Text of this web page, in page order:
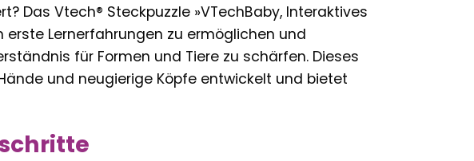
Das Vtech® Steckpuzzle »VTechBaby, Interaktives
erste Lernerfahrungen zu ermöglichen und
für Formen und Tiere zu schärfen. Dieses
und neugierige Köpfe entwickelt und bietet